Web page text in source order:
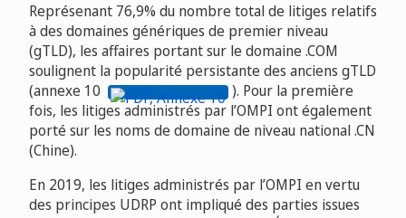
Représenant 76,9% du nombre total de litiges relatifs
à des domaines génériques de premier niveau
(gTLD), les affaires portant sur le domaine .COM
soulignent la popularité persistante des anciens gTLD
(annexe 10
). Pour la première
fois, les litiges administrés par l’OMPI ont également
porté sur les noms de domaine de niveau national .CN
(Chine).
En 2019, les litiges administrés par l’OMPI en vertu
des principes UDRP ont impliqué des parties issues